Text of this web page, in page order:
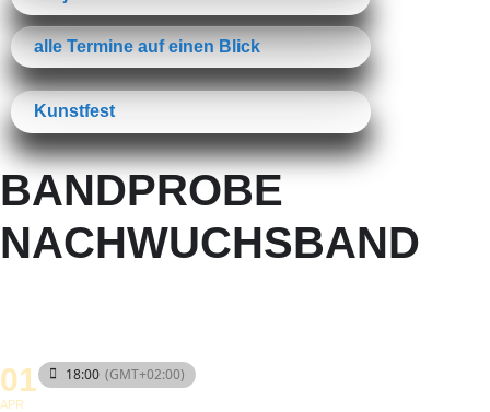
alle Termine auf einen Blick
Kunstfest
BANDPROBE
NACHWUCHSBAND
01
APR
18:00 (GMT+02:00)